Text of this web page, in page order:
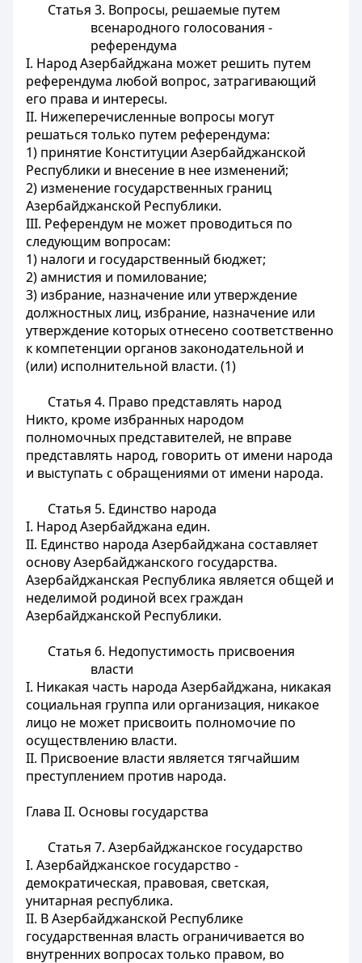
Статья 3. Вопросы, решаемые путем
всенародного голосования -
референдума
I. Народ Азербайджана может решить путем
референдума любой вопрос, затрагивающий
его права и интересы.
II. Нижеперечисленные вопросы могут
решаться только путем референдума:
1) принятие Конституции Азербайджанской
Республики и внесение в нее изменений;
2) изменение государственных границ
Азербайджанской Республики.
III. Референдум не может проводиться по
следующим вопросам:
1) налоги и государственный бюджет;
2) амнистия и помилование;
3) избрание, назначение или утверждение
должностных лиц, избрание, назначение или
утверждение которых отнесено соответственно
к компетенции органов законодательной и
(или) исполнительной власти. (1)
Статья 4. Право представлять народ
Никто, кроме избранных народом
полномочных представителей, не вправе
представлять народ, говорить от имени народа
и выступать с обращениями от имени народа.
Статья 5. Единство народа
I. Народ Азербайджана един.
II. Единство народа Азербайджана составляет
основу Азербайджанского государства.
Азербайджанская Республика является общей и
неделимой родиной всех граждан
Азербайджанской Республики.
Статья 6. Недопустимость присвоения
власти
I. Никакая часть народа Азербайджана, никакая
социальная группа или организация, никакое
лицо не может присвоить полномочие по
осуществлению власти.
II. Присвоение власти является тягчайшим
преступлением против народа.
Глава II. Основы государства
Статья 7. Азербайджанское государство
I. Азербайджанское государство -
демократическая, правовая, светская,
унитарная республика.
II. В Азербайджанской Республике
государственная власть ограничивается во
внутренних вопросах только правом, во